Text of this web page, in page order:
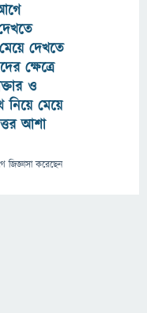
দেখতে
ক্ষেত্রে
ও
নিয়ে মেয়ে
আশা
জিজ্ঞাসাকরেছেন